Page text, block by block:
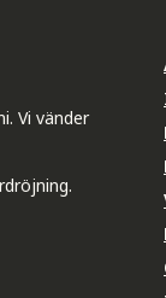
Vi vänder